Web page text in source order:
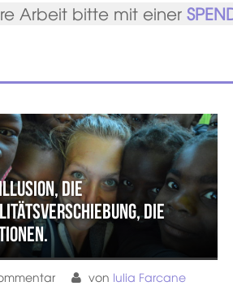
Arbeit bitte mit einer
die
die
von Iulia Farcane